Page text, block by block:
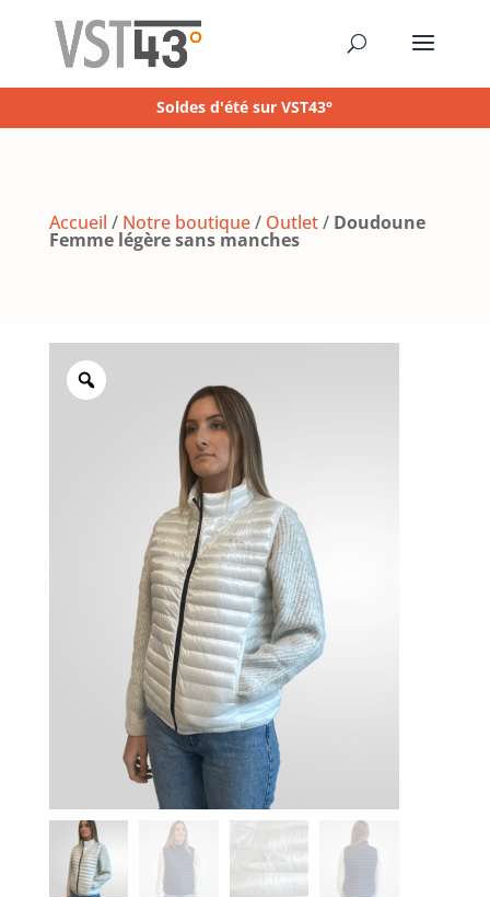
Soldes d'été sur VST43°
Accueil / Notre boutique/ Outlet/ Doudoune
Femme légère sans manches